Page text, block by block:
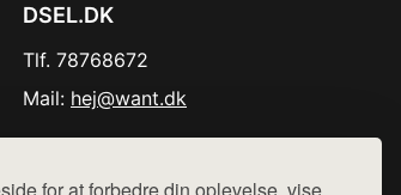
DSEL.DK
Tlf. 78768672
Mail: hej@want.dk